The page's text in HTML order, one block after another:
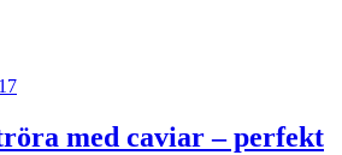
med caviar – perfekt